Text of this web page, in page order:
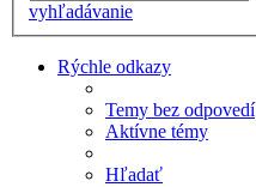
vyhľadávanie
Rýchle odkazy
Temy bez odpovedí
Aktívne témy
Hľadať